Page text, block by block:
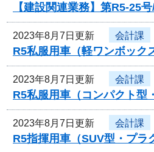
【建設関連業務】第R5-25
2023年8月7日更新 会計課
R5私服用車（軽ワンボック
2023年8月7日更新 会計課
R5私服用車（コンパクト型
2023年8月7日更新 会計課
R5指揮用車（SUV型・プラ